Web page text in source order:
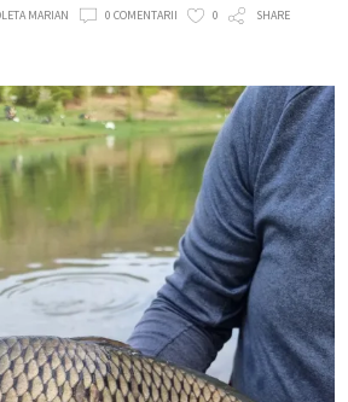
MARIAN 0 COMENTARII 0 SHARE